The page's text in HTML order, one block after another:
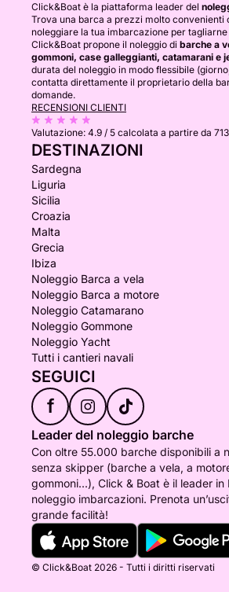
Click&Boat è la piattaforma leader del
Trova una barca a prezzi molto convenienti
noleggiare la tua imbarcazione per
Click&Boat propone il noleggio di barche a
gommoni, case galleggianti, catamarani e
durata del noleggio in modo flessibile
contatta direttamente il proprietario della
domande.
RECENSIONI CLIENTI
Valutazione: 4.9 / 5 calcolata a partire da
DESTINAZIONI
Sardegna
Liguria
Sicilia
Croazia
Malta
Grecia
Ibiza
Noleggio Barca a vela
Noleggio Barca a motore
Noleggio Catamarano
Noleggio Gommone
Noleggio Yacht
Tutti i cantieri navali
SEGUICI
f
Leader del noleggio barche
Con oltre 55.000 barche disponibili a
senza skipper (barche a vela, a
gommoni...), Click & Boat è il leader in
noleggio imbarcazioni. Prenota
grande facilità!
© Click&Boat 2026 - Tutti i diritti riservati